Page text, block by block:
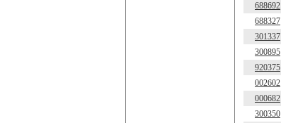
688692
688327
301337
300895
920375
002602
000682
300350